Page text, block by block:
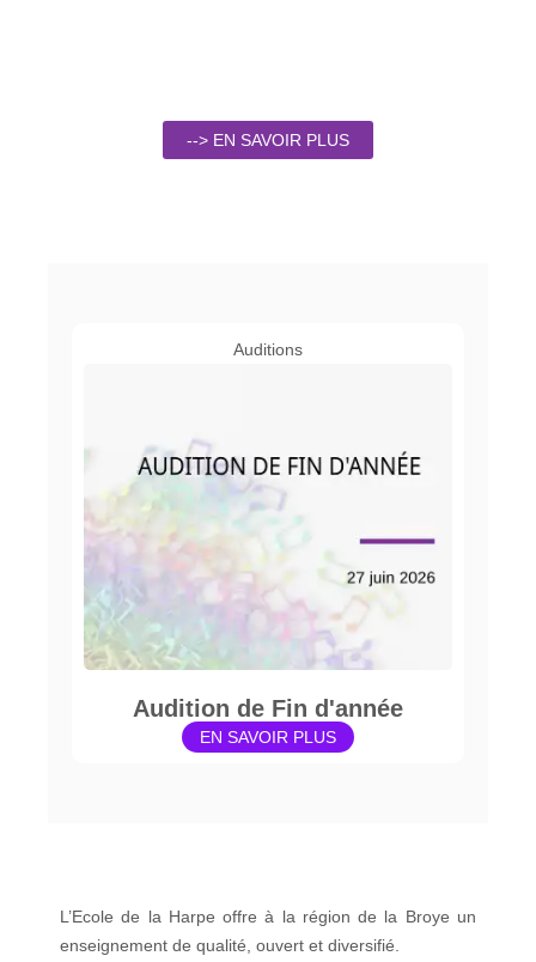
--> EN SAVOIR PLUS
Auditions
Audition de Fin d'année
EN SAVOIR PLUS
L’Ecole de la Harpe offre à la région de la Broye un
enseignement de qualité, ouvert et diversifié.